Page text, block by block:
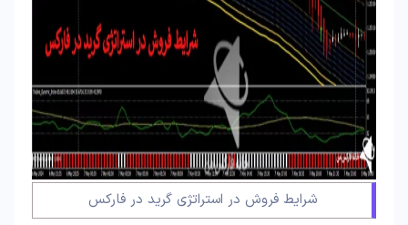
شرایط فروش در استراتژی گرید در فارکس